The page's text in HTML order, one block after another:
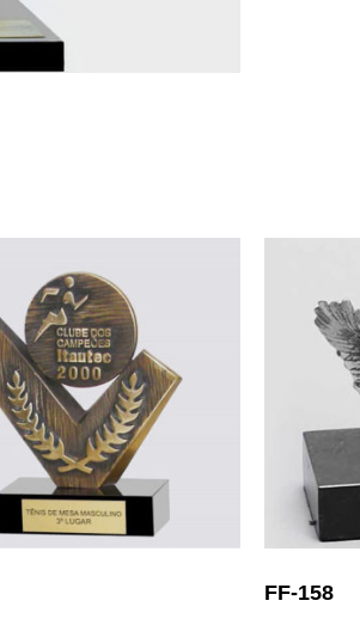
FF-158